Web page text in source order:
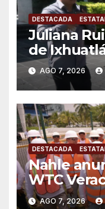
DESTACADA
Juliana
de
AGO 7, 2026
DESTACADA
Nahle
WTC
solución
AGO 7, 2026